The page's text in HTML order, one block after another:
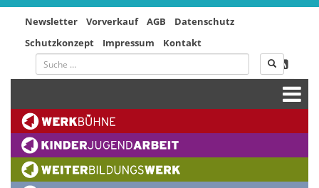
Newsletter Vorverkauf AGB
Datenschutz
Schutzkonzept
Impressum Kontakt